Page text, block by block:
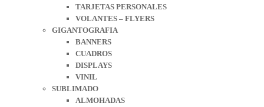
TARJETAS PERSONALES
VOLANTES – FLYERS
GIGANTOGRAFIA
BANNERS
CUADROS
DISPLAYS
VINIL
SUBLIMADO
ALMOHADAS